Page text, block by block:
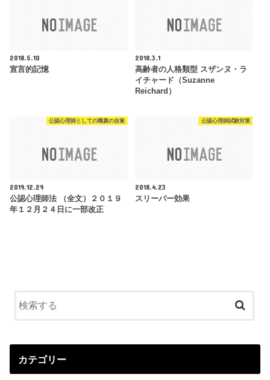
2018.5.10
宣言的記憶
2018.3.1
高齢者の人格類型 スザンヌ・ラ
イチャード（Suzanne
Reichard）
公認心理師としての職責の自覚
2019.12.29
公認心理師法 （全文）２０１９
年１２月２４日に一部改正
公認心理師試験対策
2018.4.23
スリーパー効果
カテゴリー